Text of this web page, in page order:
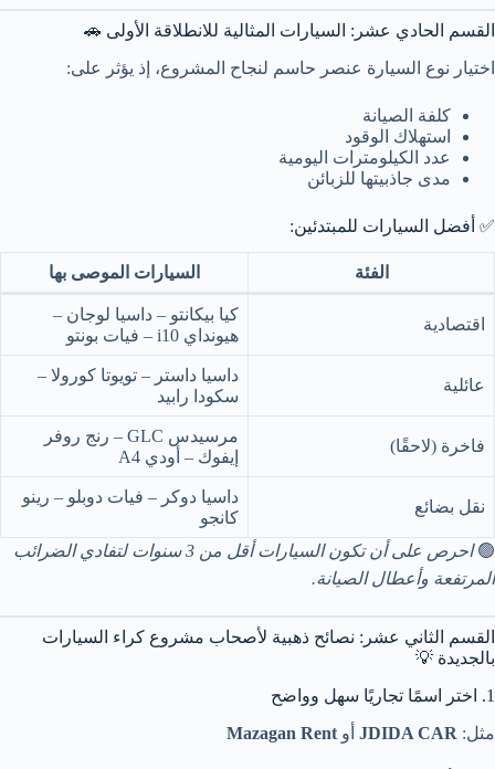
القسم الحادي عشر: السيارات المثالية للانطلاقة الأولى 🚗
اختيار نوع السيارة عنصر حاسم لنجاح المشروع، إذ يؤثر على:
كلفة الصيانة
استهلاك الوقود
عدد الكيلومترات اليومية
مدى جاذبيتها للزبائن
✅ أفضل السيارات للمبتدئين:
الفئة السيارات الموصى بها
اقتصادية
كيا بيكانتو – داسيا لوجان –
هيونداي i10 – فيات بونتو
عائلية
داسيا داستر – تويوتا كورولا –
سكودا رابيد
فاخرة (لاحقًا)
مرسيدس GLC – رنج روفر
إيفوك – أودي A4
نقل بضائع
داسيا دوكر – فيات دوبلو – رينو
كانجو
🟢
احرص على أن تكون السيارات أقل من 3 سنوات لتفادي الضرائب
المرتفعة وأعطال الصيانة.
القسم الثاني عشر: نصائح ذهبية لأصحاب مشروع كراء السيارات
بالجديدة 💡
1. اختر اسمًا تجاريًا سهل وواضح
مثل: JDIDA CAR أو Mazagan Rent